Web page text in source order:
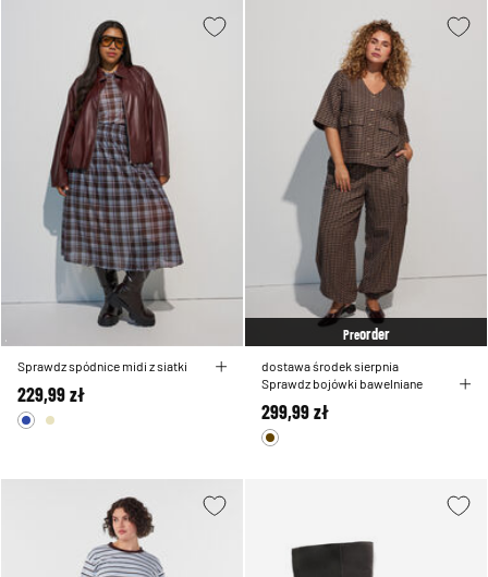
Sprawdz spódnice midi z siatki
229,99 zł
Preorder
dostawa środek sierpnia
Sprawdz bojówki bawelniane
299,99 zł